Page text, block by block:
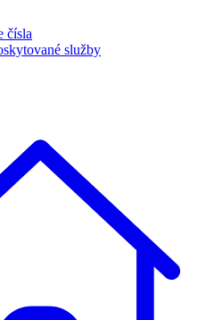
čísla
služby